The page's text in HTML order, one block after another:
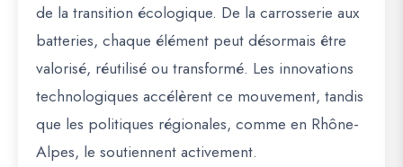
de la transition écologique. De la carrosserie aux
batteries, chaque élément peut désormais être
valorisé, réutilisé ou transformé. Les innovations
technologiques accélèrent ce mouvement, tandis
que les politiques régionales, comme en Rhône-
Alpes, le soutiennent activement.